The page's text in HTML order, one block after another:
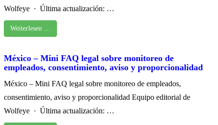
Wolfeye · Última actualización: …
Weiterlesen …
México – Mini FAQ legal sobre monitoreo de
empleados, consentimiento, aviso y proporcionalidad
México – Mini FAQ legal sobre monitoreo de empleados,
consentimiento, aviso y proporcionalidad Equipo editorial de
Wolfeye · Última actualización: …